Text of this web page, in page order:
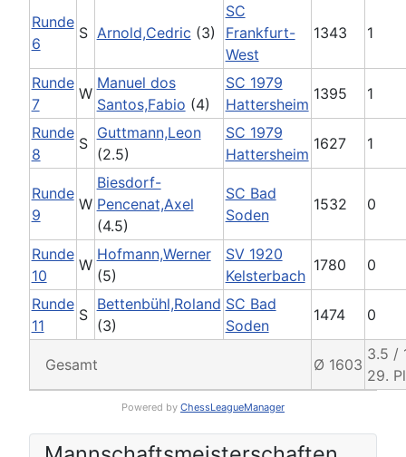
Runde
6
S Arnold,Cedric (3)
SC
Frankfurt-
West
1343 1
Runde
7
W
Manuel dos
Santos,Fabio (4)
SC 1979
Hattersheim
1395 1
Runde
8
S
Guttmann,Leon
(2.5)
SC 1979
Hattersheim
1627 1
Runde
9
W
Biesdorf-
Pencenat,Axel
(4.5)
SC Bad
Soden
1532 0
Runde
10
W
Hofmann,Werner
(5)
SV 1920
Kelsterbach
1780 0
Runde
11
S
Bettenbühl,Roland
(3)
SC Bad
Soden
1474 0
Gesamt Ø 1603
3.5 /
29.
Powered by ChessLeagueManager